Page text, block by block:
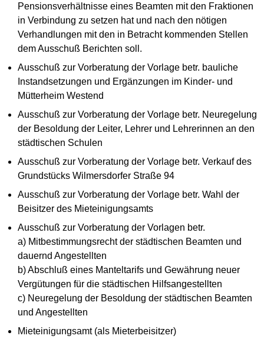
Pensionsverhältnisse eines Beamten mit den Fraktionen
in Verbindung zu setzen hat und nach den nötigen
Verhandlungen mit den in Betracht kommenden Stellen
dem Ausschuß Berichten soll.
Ausschuß zur Vorberatung der Vorlage betr. bauliche
Instandsetzungen und Ergänzungen im Kinder- und
Mütterheim Westend
Ausschuß zur Vorberatung der Vorlage betr. Neuregelung
der Besoldung der Leiter, Lehrer und Lehrerinnen an den
städtischen Schulen
Ausschuß zur Vorberatung der Vorlage betr. Verkauf des
Grundstücks Wilmersdorfer Straße 94
Ausschuß zur Vorberatung der Vorlage betr. Wahl der
Beisitzer des Mieteinigungsamts
Ausschuß zur Vorberatung der Vorlagen betr.
a) Mitbestimmungsrecht der städtischen Beamten und
dauernd Angestellten
b) Abschluß eines Manteltarifs und Gewährung neuer
Vergütungen für die städtischen Hilfsangestellten
c) Neuregelung der Besoldung der städtischen Beamten
und Angestellten
Mieteinigungsamt (als Mieterbeisitzer)